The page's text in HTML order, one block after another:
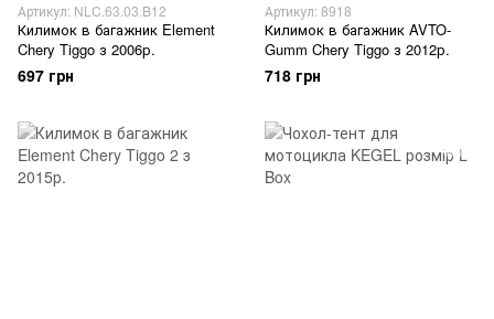
Артикул: NLC.63.03.B12
Килимок в багажник Element
Chery Tiggo з 2006р.
697 грн
Артикул: 8918
Килимок в багажник AVTO-
Gumm Chery Tiggo з 2012р.
718 грн